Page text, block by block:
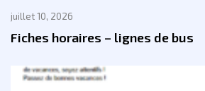
juillet 10, 2026
Fiches horaires – lignes de bus